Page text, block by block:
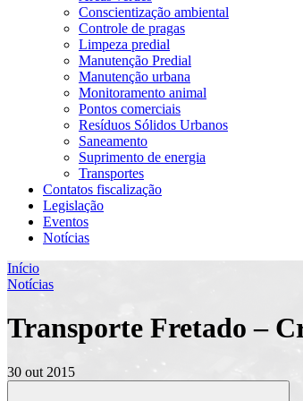
Conscientização ambiental
Controle de pragas
Limpeza predial
Manutenção Predial
Manutenção urbana
Monitoramento animal
Pontos comerciais
Resíduos Sólidos Urbanos
Saneamento
Suprimento de energia
Transportes
Contatos fiscalização
Legislação
Eventos
Notícias
Início
Notícias
Transporte Fretado –
30 out 2015